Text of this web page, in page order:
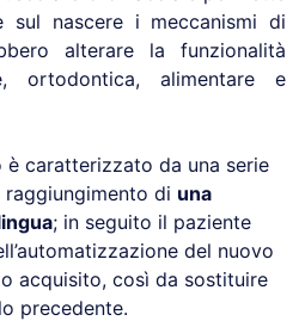
sul nascere i meccanismi di
alterare la funzionalità
ortodontica, alimentare e
è caratterizzato da una serie
di una
; in seguito il paziente
del nuovo
acquisito, così da sostituire
precedente.